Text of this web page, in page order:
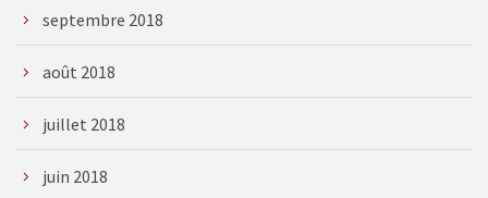
septembre 2018
août 2018
juillet 2018
juin 2018